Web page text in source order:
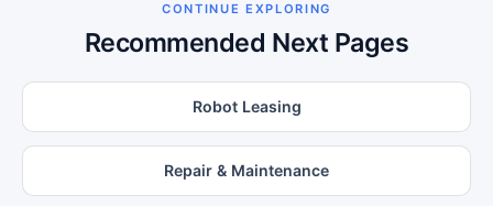
CONTINUE EXPLORING
Recommended Next Pages
Robot Leasing
Repair & Maintenance